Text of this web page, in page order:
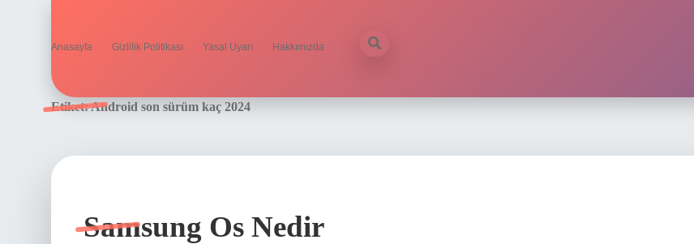
Anasayfa Gizlilik Politikası Yasal Uyarı Hakkımızda
Etiket:Android son sürüm kaç 2024
Samsung Os Nedir